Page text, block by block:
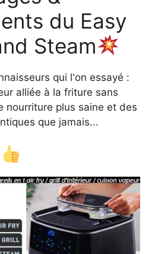
du Easy
Steam
qui l'on essayé :
alliée à la friture sans
nourriture plus saine et des
que jamais...